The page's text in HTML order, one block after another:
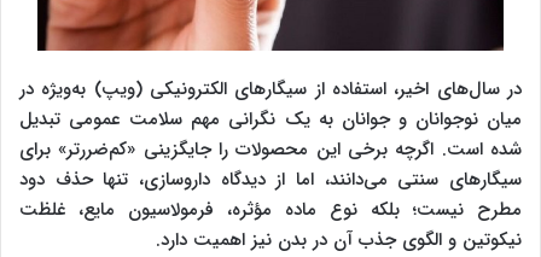
در سال‌های اخیر، استفاده از سیگارهای الکترونیکی (ویپ) به‌ویژه در
میان نوجوانان و جوانان به یک نگرانی مهم سلامت عمومی تبدیل
شده است. اگرچه برخی این محصولات را جایگزینی «کم‌ضررتر» برای
سیگارهای سنتی می‌دانند، اما از دیدگاه داروسازی، تنها حذف دود
مطرح نیست؛ بلکه نوع ماده مؤثره، فرمولاسیون مایع، غلظت
نیکوتین و الگوی جذب آن در بدن نیز اهمیت دارد.